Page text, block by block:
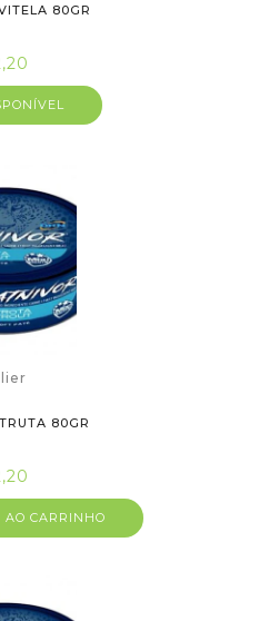
80GR
80GR
CARRINHO